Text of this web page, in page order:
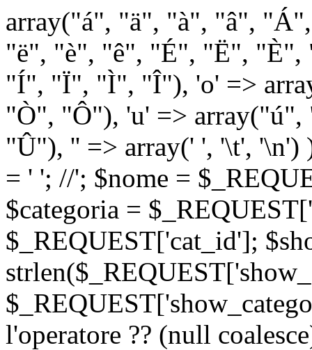
array("á", "ä", "à", "â",
"ë", "è", "ê", "É", "Ë",
"Í", "Ï", "Ì", "Î"), 'o' =>
"Ò", "Ô"), 'u' =>
"Û"), '' => array(' ', '\t',
= ' '; //'; $nome =
$categoria =
$_REQUEST['cat_id'];
l'operatore ?? (null